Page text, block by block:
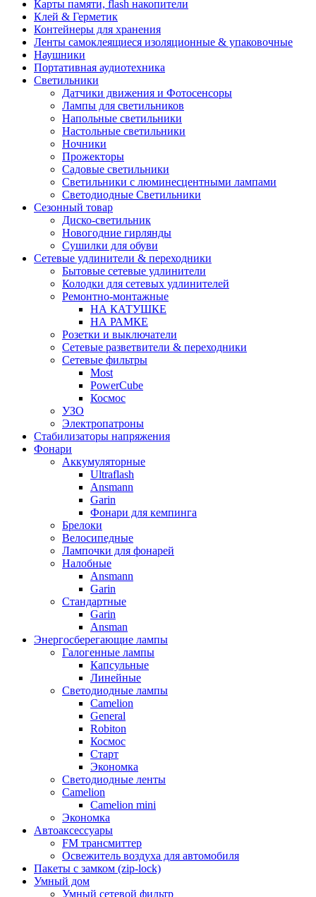
Карты памяти, flash накопители
Клей & Герметик
Контейнеры для хранения
Ленты самоклеящиеся изоляционные & упаковочные
Наушники
Портативная аудиотехника
Светильники
Датчики движения и Фотосенсоры
Лампы для светильников
Напольные светильники
Настольные светильники
Ночники
Прожекторы
Садовые светильники
Светильники с люминесцентными лампами
Светодиодные Светильники
Сезонный товар
Диско-светильник
Новогодние гирлянды
Сушилки для обуви
Сетевые удлинители & переходники
Бытовые сетевые удлинители
Колодки для сетевых удлинителей
Ремонтно-монтажные
НА КАТУШКЕ
НА РАМКЕ
Розетки и выключатели
Сетевые разветвители & переходники
Сетевые фильтры
Most
PowerCube
Космос
УЗО
Электропатроны
Стабилизаторы напряжения
Фонари
Аккумуляторные
Ultraflash
Ansmann
Garin
Фонари для кемпинга
Брелоки
Велосипедные
Лампочки для фонарей
Налобные
Ansmann
Garin
Стандартные
Garin
Ansman
Энергосберегающие лампы
Галогенные лампы
Капсульные
Линейные
Светодиодные лампы
Camelion
General
Robiton
Космос
Старт
Экономка
Светодиодные ленты
Camelion
Camelion mini
Экономка
Автоаксессуары
FM трансмиттер
Освежитель воздуха для автомобиля
Пакеты с замком (zip-lock)
Умный дом
Умный сетевой фильтр